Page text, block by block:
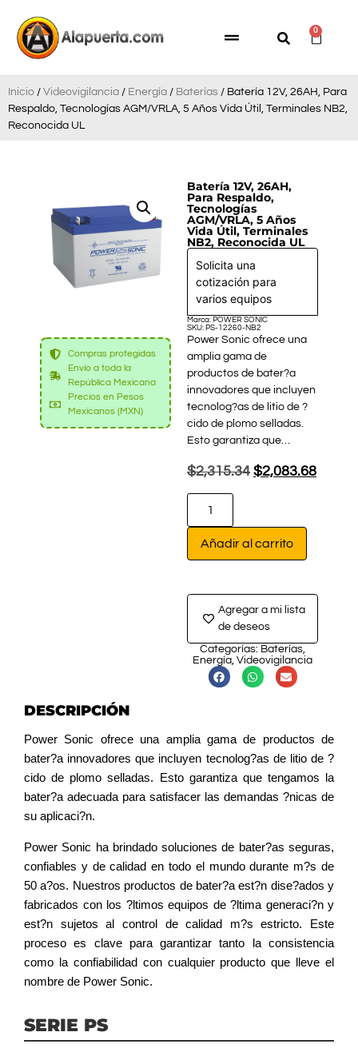
0
Inicio / Videovigilancia / Energía / Baterías / Batería 12V, 26AH, Para
Respaldo, Tecnologías AGM/VRLA, 5 Años Vida Útil, Terminales NB2,
Reconocida UL
Compras protegidas
Envío a toda la
República Mexicana
Precios en Pesos
Mexicanos (MXN)
Batería 12V, 26AH,
Para Respaldo,
Tecnologías
AGM/VRLA, 5 Años
Vida Útil, Terminales
NB2, Reconocida UL
Solicita una
cotización para
varios equipos
Marca: POWER SONIC
SKU: PS-12260-NB2
Power Sonic ofrece una
amplia gama de
productos de bater?a
innovadores que incluyen
tecnolog?as de litio de ?
cido de plomo selladas.
Esto garantiza que…
$2,315.34 $2,083.68
Añadir al carrito
Agregar a mi lista
de deseos
Categorías: Baterías,
Energía, Videovigilancia
DESCRIPCIÓN
Power Sonic ofrece una amplia gama de productos de
bater?a innovadores que incluyen tecnolog?as de litio de ?
cido de plomo selladas. Esto garantiza que tengamos la
bater?a adecuada para satisfacer las demandas ?nicas de
su aplicaci?n.
Power Sonic ha brindado soluciones de bater?as seguras,
confiables y de calidad en todo el mundo durante m?s de
50 a?os. Nuestros productos de bater?a est?n dise?ados y
fabricados con los ?ltimos equipos de ?ltima generaci?n y
est?n sujetos al control de calidad m?s estricto. Este
proceso es clave para garantizar tanto la consistencia
como la confiabilidad con cualquier producto que lleve el
nombre de Power Sonic.
SERIE PS